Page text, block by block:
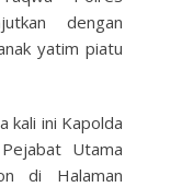
dengan
yatim piatu
kali ini Kapolda
Utama
di Halaman